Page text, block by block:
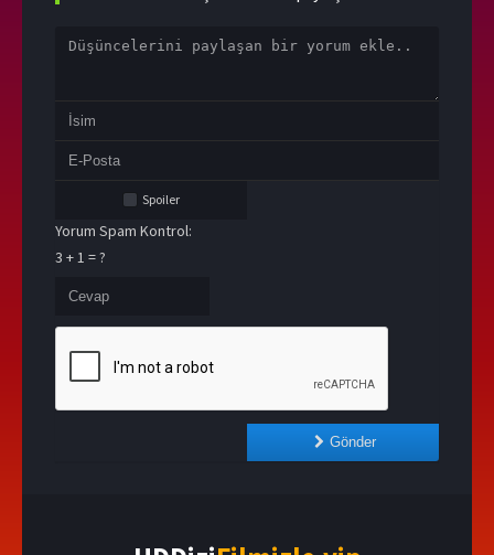
Spoiler
Yorum Spam Kontrol:
3 + 1 = ?
Gönder